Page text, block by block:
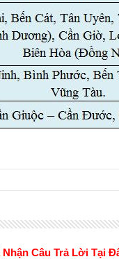
Câu Trả Lời Tại